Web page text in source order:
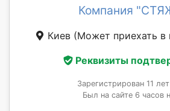
Компания
Киев (Может приехать в
Реквизиты
Зарегистрирован 11
Был на сайте 6 часов